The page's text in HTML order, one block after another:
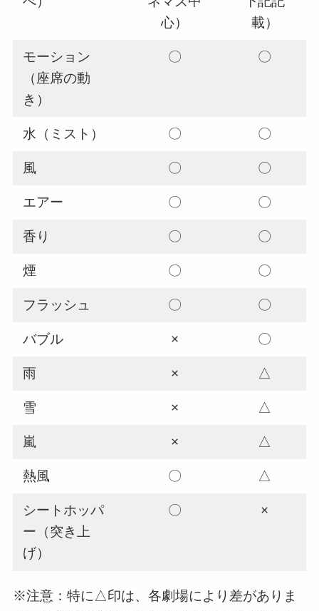
心）
載）
モーション
（座席の動
き）
〇 〇
水（ミスト） 〇 〇
風 〇 〇
エアー 〇 〇
香り 〇 〇
煙 〇 〇
フラッシュ 〇 〇
バブル × 〇
雨 × △
雪 × △
嵐 × △
熱風 〇 △
シートホッパ
ー（突き上
げ）
〇 ×
※注意：特に△印は、各劇場により差がありま